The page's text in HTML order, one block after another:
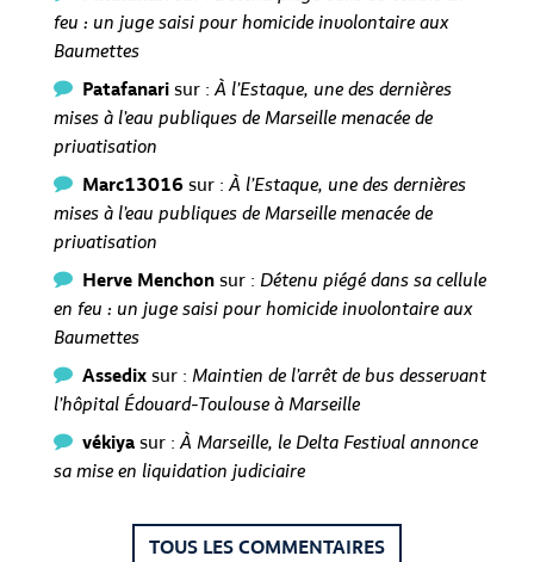
feu : un juge saisi pour homicide involontaire aux
Baumettes
Patafanarisur :À l’Estaque, une des dernières
mises à l’eau publiques de Marseille menacée de
privatisation
Marc13016sur :À l’Estaque, une des dernières
mises à l’eau publiques de Marseille menacée de
privatisation
Herve Menchonsur : Détenu piégé dans sa cellule
en feu : un juge saisi pour homicide involontaire aux
Baumettes
Assedixsur : Maintien de l’arrêt de bus desservant
l’hôpital Édouard-Toulouse à Marseille
vékiyasur :À Marseille, le Delta Festival annonce
sa mise en liquidation judiciaire
TOUS LES COMMENTAIRES